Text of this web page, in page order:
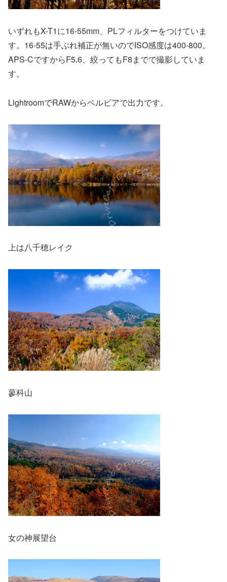
いずれもX-T1に16-55mm、PLフィルターをつけていま
す。16-55は手ぶれ補正が無いのでISO感度は400-800。
APS-CですからF5.6、絞ってもF8までで撮影していま
す。
LightroomでRAWからベルビアで出力です。
上は八千穂レイク
蓼科山
女の神展望台